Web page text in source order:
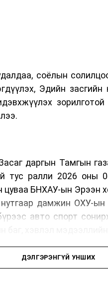
соёлын
Эдийн засгийн
даргын Тамгын
тус ралли 2026 оны
цуваа БНХАУ-ын Эрээн
нутгаар дамжин ОХУ-
авто спорт
ДЭЛГЭРЭНГҮЙ УНШИХ